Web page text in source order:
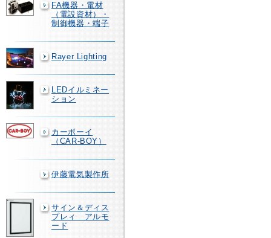
FA機器・電材
（電設資材）・
制御機器・端子
Rayer Lighting
LEDイルミネー
ション
カーボーイ
（CAR-BOY）
伊藤電気製作所
サイン＆ディス
プレィ アルモ
ード